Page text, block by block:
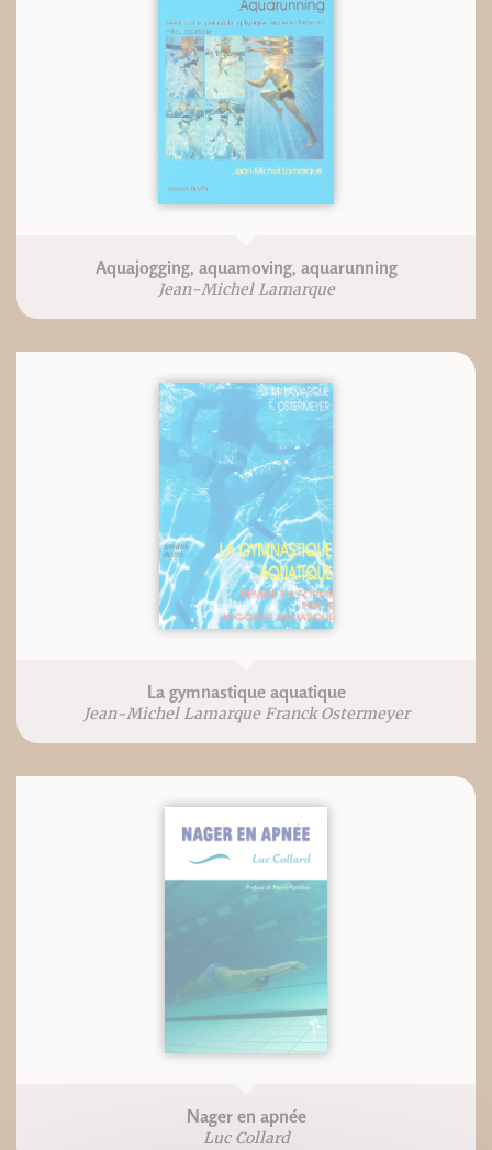
Aquajogging, aquamoving, aquarunning
Jean-Michel Lamarque
La gymnastique aquatique
Jean-Michel Lamarque Franck Ostermeyer
Nager en apnée
Luc Collard